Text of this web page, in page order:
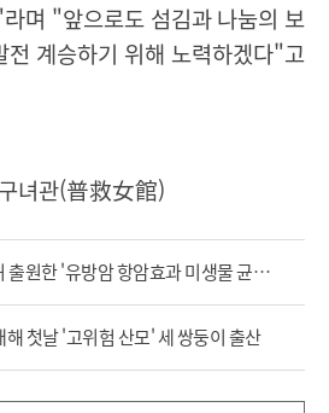
라며 "앞으로도 섬김과 나눔의 보
전 계승하기 위해 노력하겠다"고
녀관(普救女館)
한 '유방암 항암효과 미생물 균주' 상용화 추진
첫날 '고위험 산모' 세 쌍둥이 출산